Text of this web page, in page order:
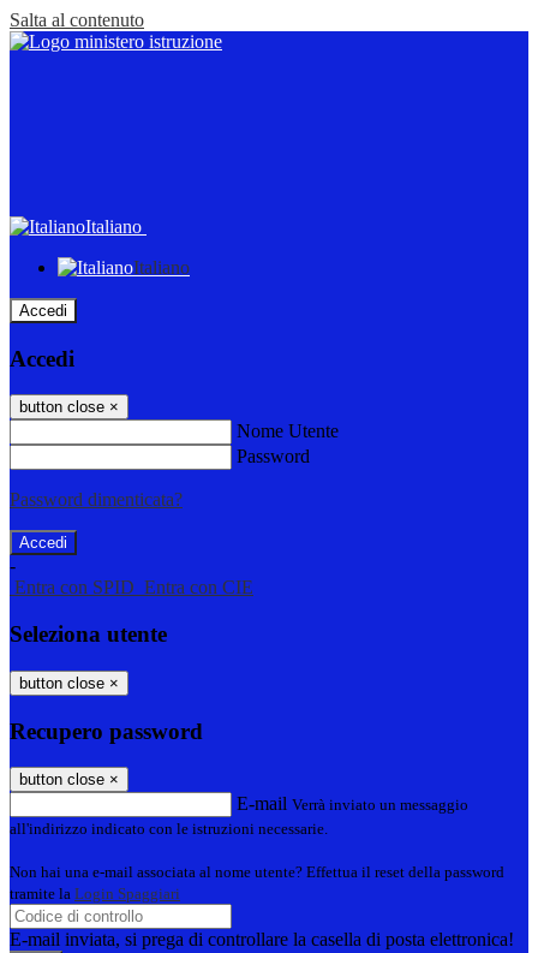
Salta al contenuto
Italiano
Italiano
Accedi
Accedi
button close ×
Nome Utente
Password
Password dimenticata?
-
Entra con SPID Entra con CIE
Seleziona utente
button close ×
Recupero password
button close ×
E-mail Verrà inviato un messaggio
all'indirizzo indicato con le istruzioni necessarie.
Non hai una e-mail associata al nome utente? Effettua il reset della password
tramite la Login Spaggiari
E-mail inviata, si prega di controllare la casella di posta elettronica!